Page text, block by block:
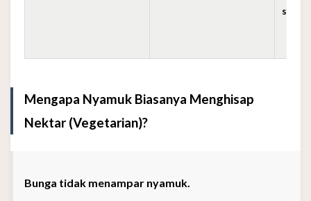
Mengapa Nyamuk Biasanya Menghisap
Nektar (Vegetarian)?
Bunga tidak menampar nyamuk.